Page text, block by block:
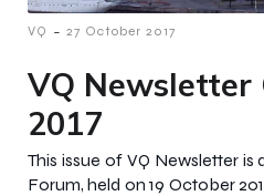
VQ - 27 October 2017
VQ Newsletter
2017
This issue of VQ Newsletter
Forum, held on 19 October